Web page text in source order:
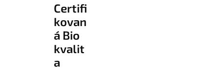
Certifi
kovan
á Bio
kvalit
a